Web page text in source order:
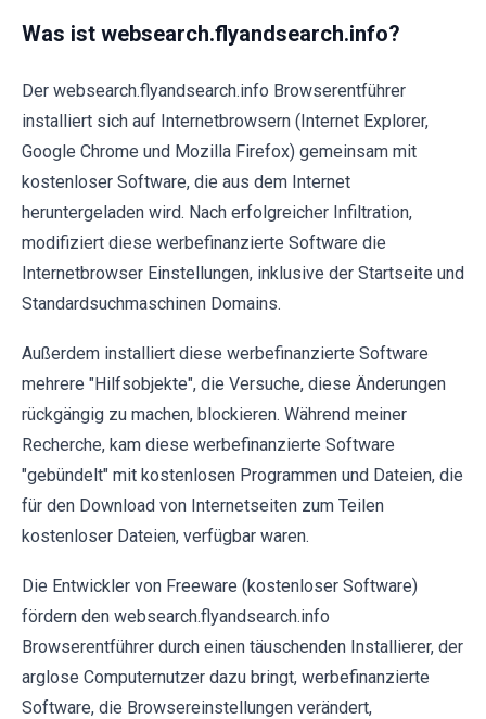
Was ist websearch.flyandsearch.info?
Der websearch.flyandsearch.info Browserentführer
installiert sich auf Internetbrowsern (Internet Explorer,
Google Chrome und Mozilla Firefox) gemeinsam mit
kostenloser Software, die aus dem Internet
heruntergeladen wird. Nach erfolgreicher Infiltration,
modifiziert diese werbefinanzierte Software die
Internetbrowser Einstellungen, inklusive der Startseite und
Standardsuchmaschinen Domains.
Außerdem installiert diese werbefinanzierte Software
mehrere "Hilfsobjekte", die Versuche, diese Änderungen
rückgängig zu machen, blockieren. Während meiner
Recherche, kam diese werbefinanzierte Software
"gebündelt" mit kostenlosen Programmen und Dateien, die
für den Download von Internetseiten zum Teilen
kostenloser Dateien, verfügbar waren.
Die Entwickler von Freeware (kostenloser Software)
fördern den websearch.flyandsearch.info
Browserentführer durch einen täuschenden Installierer, der
arglose Computernutzer dazu bringt, werbefinanzierte
Software, die Browsereinstellungen verändert,